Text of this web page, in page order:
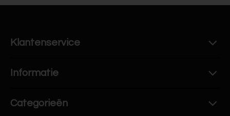
Klantenservice
Informatie
Categorieën